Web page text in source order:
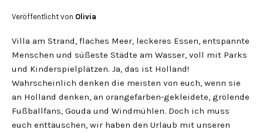
Veröffentlicht von Olivia
Villa am Strand, flaches Meer, leckeres Essen, entspannte
Menschen und süßeste Städte am Wasser, voll mit Parks
und Kinderspielplätzen. Ja, das ist Holland!
Wahrscheinlich denken die meisten von euch, wenn sie
an Holland denken, an orangefarben-gekleidete, grölende
Fußballfans, Gouda und Windmühlen. Doch ich muss
euch enttäuschen, wir haben den Urlaub mit unseren